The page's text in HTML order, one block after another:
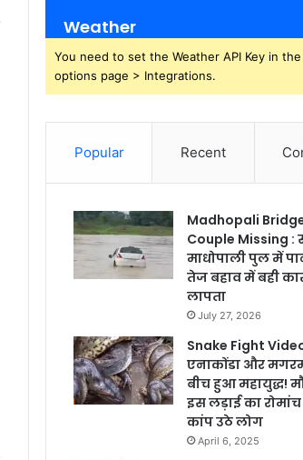
Weather
You need to set the Weather API Key in
options page > Integrations.
Popular Recent
Madhopali
Couple Missing :
माधोपाली पुल में
तेज बहाव में बही
लापता
July 27, 2026
Snake Fight
एनाकोंडा और
बीच हुआ महायुद्ध!
इस लड़ाई का
कांप उठे लोग
April 6, 2025